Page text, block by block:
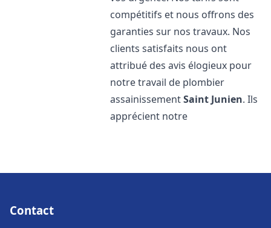
compétitifs et nous offrons des
garanties sur nos travaux. Nos
clients satisfaits nous ont
attribué des avis élogieux pour
notre travail de plombier
assainissementSaint Junien. Ils
apprécient notre
Contact